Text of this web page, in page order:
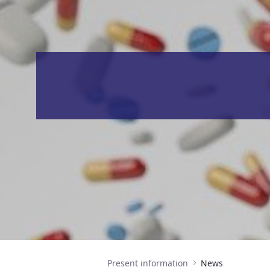
Present information News